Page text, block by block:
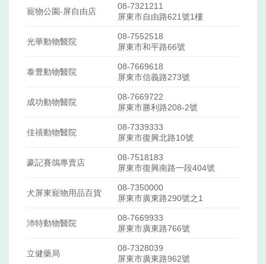
寵物公園-屏自由店
08-7321211
屏東市自由路621號1樓
光華動物醫院
08-7552518
屏東市和平路66號
泰豊動物醫院
08-7669618
屏東市信義路273號
成功動物醫院
08-7669722
屏東市勝利路208-2號
佳禧動物醫院
08-7339333
屏東市復興北路10號
豪記賽鴿專賣店
08-7518183
屏東市復興南路一段404號
犬屏東寵物用品百貨
08-7350000
屏東市廣東路290號之1
沛特動物醫院
08-7669933
屏東市廣東路766號
立健藥局
08-7328039
屏東市廣東路962號